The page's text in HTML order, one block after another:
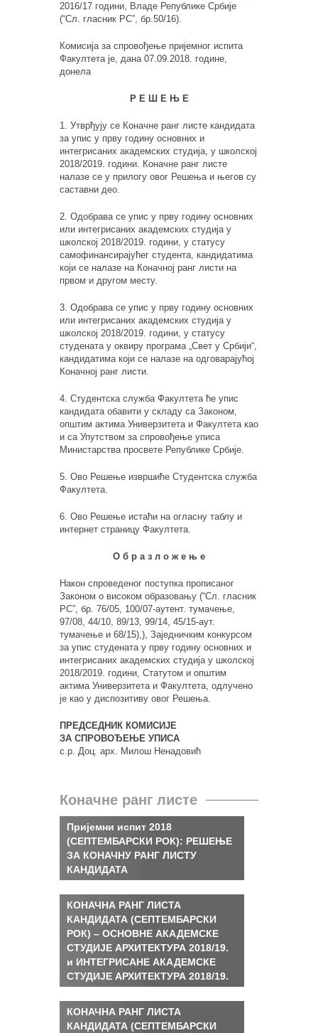
2016/17 години, Владе Републике Србије
(“Сл. гласник РС”, бр.50/16).
Комисија за спровођење пријемног испита
Факултета је, дана 07.09.2018. године,
донела
Р Е Ш Е Њ Е
1. Утврђују се Коначне ранг листе кандидата
за упис у прву годину основних и
интегрисаних академских студија, у школској
2018/2019. години. Коначне ранг листе
налазе се у прилогу овог Решења и његов су
саставни део.
2. Одобрава се упис у прву годину основних
или интегрисаних академских студија у
школској 2018/2019. години, у статусу
самофинансирајућег студента, кандидатима
који се налазе на Коначној ранг листи на
првом и другом месту.
3. Одобрава се упис у прву годину основних
или интегрисаних академских студија у
школској 2018/2019. години, у статусу
студената у оквиру програма „Свет у Србији“,
кандидатима који се налазе на одговарајућој
Коначној ранг листи.
4. Студентска служба Факултета ће упис
кандидата обавити у складу са Законом,
општим актима Универзитета и Факултета као
и са Упутством за спровођење уписа
Министарства просвете Републике Србије.
5. Ово Решење извршиће Студентска служба
Факултета.
6. Ово Решење истаћи на огласну таблу и
интернет страницу Факултета.
О б р а з л о ж е њ е
Након спроведеног поступка прописаног
Законом о високом образовању (“Сл. гласник
РС”, бр. 76/05, 100/07-аутент. тумачење,
97/08, 44/10, 89/13, 99/14, 45/15-аут.
тумачење и 68/15),), Заједничким конкурсом
за упис студената у прву годину основних и
интегрисаних академских студија у школској
2018/2019. години, Статутом и општим
актима Универзитета и Факултета, одлучено
је као у диспозитиву овог Решења.
ПРЕДСЕДНИК КОМИСИЈЕ
ЗА СПРОВОЂЕЊЕ УПИСА
с.р. Доц. арх. Милош Ненадовић
Коначне ранг листе
Пријемни испит 2018
(СЕПТЕМБАРСКИ РОК): РЕШЕЊЕ
ЗА КОНАЧНУ РАНГ ЛИСТУ
КАНДИДАТА
КОНАЧНА РАНГ ЛИСТА
КАНДИДАТА (СЕПТЕМБАРСКИ
РОК) – ОСНОВНЕ АКАДЕМСКЕ
СТУДИЈЕ АРХИТЕКТУРА 2018/19.
и ИНТЕГРИСАНЕ АКАДЕМСКЕ
СТУДИЈЕ АРХИТЕКТУРА 2018/19.
КОНАЧНА РАНГ ЛИСТА
КАНДИДАТА (СЕПТЕМБАРСКИ